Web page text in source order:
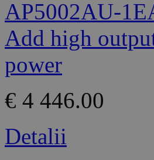
€ 4 446.00
Detalii